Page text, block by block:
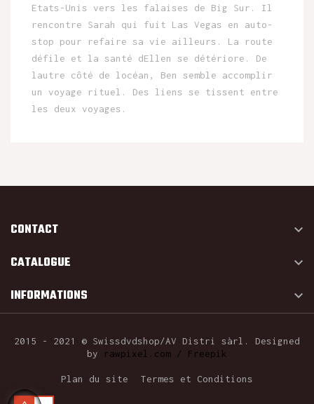
Etats-Unis vers les falaises de Big Sur. Il
rencontre Sarah qui fuit Las Vegas en auto-
stop pour refaire sa vie ailleurs. La route
défile et la santé dEllen se détériore. De
lautre côté de locéan, Ben semble accomplir
un voyage rituel. Des liens se tissent entre
les deux voyages.
CONTACT 
CATALOGUE 
INFORMATIONS 
2015 - 2021 © Swissdvdshop/AV Distri sàrl. Designed
by
rawpixel.com / Freepik
Plan du site Termes et Conditions